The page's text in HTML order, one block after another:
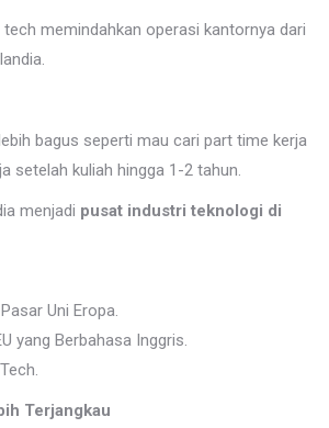
tech memindahkan operasi kantornya dari
bagus seperti mau cari part time kerja
setelah kuliah hingga 1-2 tahun.
menjadi pusat industri teknologi di
Uni Eropa.
yang Berbahasa Inggris.
Terjangkau